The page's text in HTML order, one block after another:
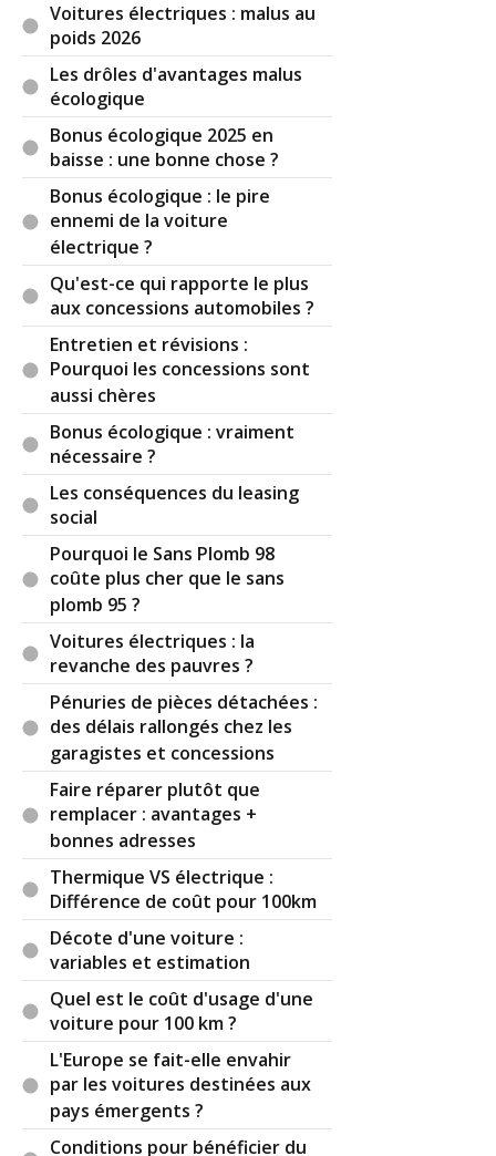
Voitures électriques : malus au
poids 2026
Les drôles d'avantages malus
écologique
Bonus écologique 2025 en
baisse : une bonne chose ?
Bonus écologique : le pire
ennemi de la voiture
électrique ?
Qu'est-ce qui rapporte le plus
aux concessions automobiles ?
Entretien et révisions :
Pourquoi les concessions sont
aussi chères
Bonus écologique : vraiment
nécessaire ?
Les conséquences du leasing
social
Pourquoi le Sans Plomb 98
coûte plus cher que le sans
plomb 95 ?
Voitures électriques : la
revanche des pauvres ?
Pénuries de pièces détachées :
des délais rallongés chez les
garagistes et concessions
Faire réparer plutôt que
remplacer : avantages +
bonnes adresses
Thermique VS électrique :
Différence de coût pour 100km
Décote d'une voiture :
variables et estimation
Quel est le coût d'usage d'une
voiture pour 100 km ?
L'Europe se fait-elle envahir
par les voitures destinées aux
pays émergents ?
Conditions pour bénéficier du